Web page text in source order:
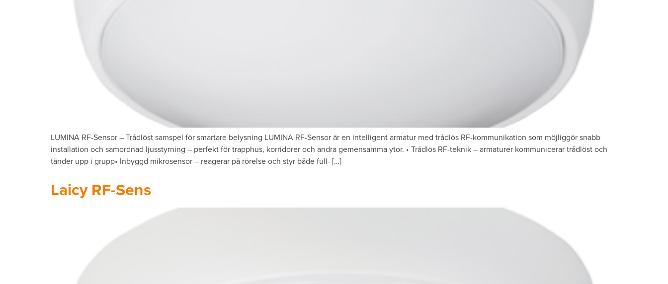
LUMINA RF-Sensor – Trådlöst samspel för smartare belysning LUMINA RF-Sensor är en intelligent armatur med trådlös RF-kommunikation som möjliggör snabb
installation och samordnad ljusstyrning – perfekt för trapphus, korridorer och andra gemensamma ytor. • Trådlös RF-teknik – armaturer kommunicerar trådlöst och
tänder upp i grupp• Inbyggd mikrosensor – reagerar på rörelse och styr både full- […]
Laicy RF-Sens